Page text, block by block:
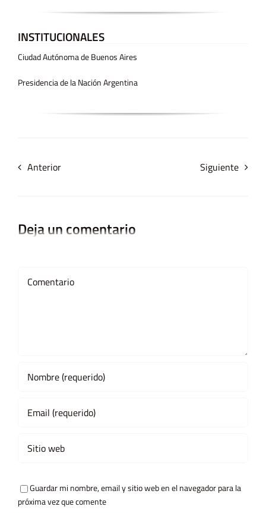
INSTITUCIONALES
Ciudad Autónoma de Buenos Aires
Presidencia de la Nación Argentina
Anterior Siguiente
Deja un comentario
Guardar mi nombre, email y sitio web en el navegador para la
próxima vez que comente